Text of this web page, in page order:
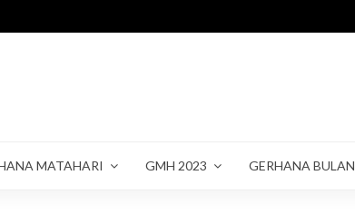
MATAHARI GMH 2023 GERHANA BULAN